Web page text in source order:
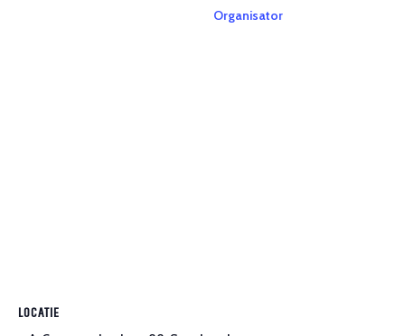
Organisator
LOCATIE